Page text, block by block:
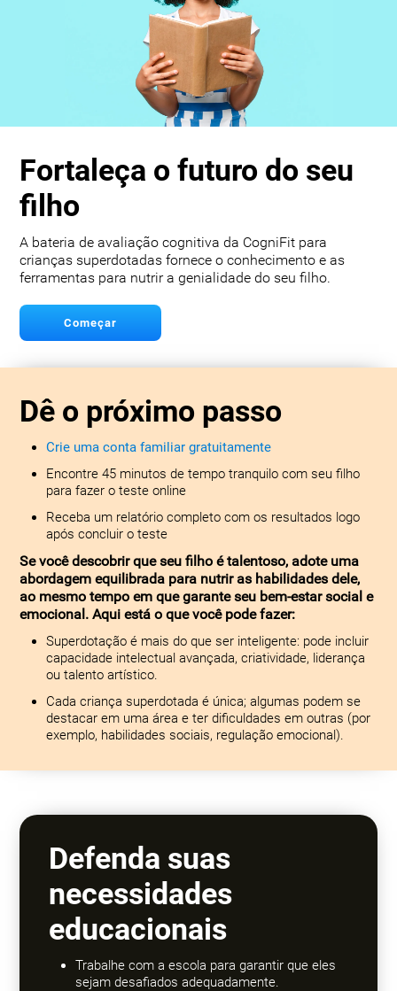
Fortaleça o futuro do seu
filho
A bateria de avaliação cognitiva da CogniFit para
crianças superdotadas fornece o conhecimento e as
ferramentas para nutrir a genialidade do seu filho.
Começar
Dê o próximo passo
Crie uma conta familiar gratuitamente
Encontre 45 minutos de tempo tranquilo com seu filho
para fazer o teste online
Receba um relatório completo com os resultados logo
após concluir o teste
Se você descobrir que seu filho é talentoso, adote uma
abordagem equilibrada para nutrir as habilidades dele,
ao mesmo tempo em que garante seu bem-estar social e
emocional. Aqui está o que você pode fazer:
Superdotação é mais do que ser inteligente: pode incluir
capacidade intelectual avançada, criatividade, liderança
ou talento artístico.
Cada criança superdotada é única; algumas podem se
destacar em uma área e ter dificuldades em outras (por
exemplo, habilidades sociais, regulação emocional).
Defenda suas
necessidades
educacionais
Trabalhe com a escola para garantir que eles
sejam desafiados adequadamente.